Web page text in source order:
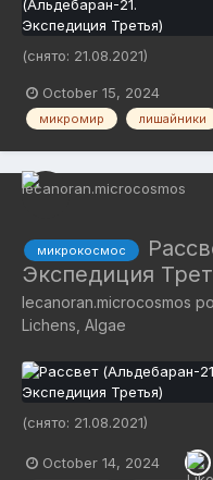
(снято: 21.08.2021)
October 15, 2024
микромир лишайники
микрокосмос
Экспедиция
lecanoran.microcosmos
Lichens, Algae
(снято: 21.08.2021)
October 14, 2024